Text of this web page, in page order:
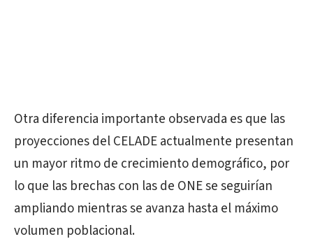
Otra diferencia importante observada es que las
proyecciones del CELADE actualmente presentan
un mayor ritmo de crecimiento demográfico, por
lo que las brechas con las de ONE se seguirían
ampliando mientras se avanza hasta el máximo
volumen poblacional.